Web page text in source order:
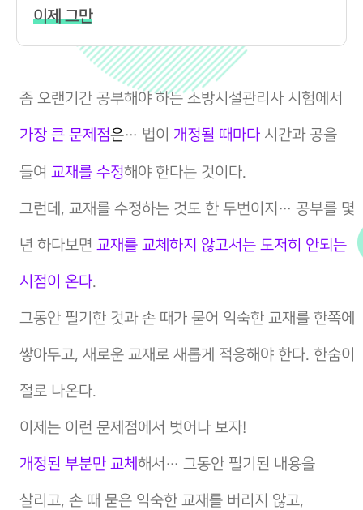
이제 그만
좀 오랜기간 공부해야 하는 소방시설관리사 시험에서
가장 큰 문제점은… 법이 개정될 때마다 시간과 공을
들여 교재를 수정해야 한다는 것이다.
그런데, 교재를 수정하는 것도 한 두번이지… 공부를 몇
년 하다보면 교재를 교체하지 않고서는 도저히 안되는
시점이 온다.
그동안 필기한 것과 손 때가 묻어 익숙한 교재를 한쪽에
쌓아두고, 새로운 교재로 새롭게 적응해야 한다. 한숨이
절로 나온다.
이제는 이런 문제점에서 벗어나 보자!
개정된 부분만 교체 해서… 그동안 필기된 내용을
살리고, 손 때 묻은 익숙한 교재를 버리지 않고,